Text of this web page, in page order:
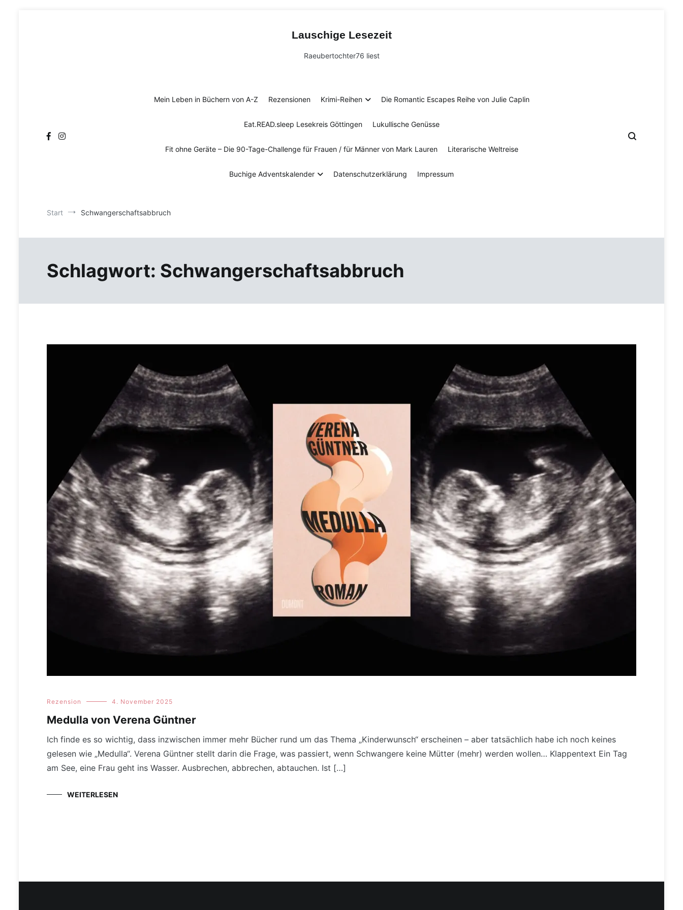
Lauschige Lesezeit
Raeubertochter76 liest
Mein Leben in Büchern von A-Z Rezensionen Krimi-Reihen Die Romantic Escapes Reihe von Julie Caplin
Eat.READ.sleep Lesekreis Göttingen Lukullische Genüsse
Fit ohne Geräte – Die 90-Tage-Challenge für Frauen / für Männer von Mark Lauren Literarische Weltreise
Buchige Adventskalender Datenschutzerklärung Impressum
Start Schwangerschaftsabbruch
Schlagwort: Schwangerschaftsabbruch
Rezension 4. November 2025
Medulla von Verena Güntner
Ich finde es so wichtig, dass inzwischen immer mehr Bücher rund um das Thema „Kinderwunsch“ erscheinen – aber tatsächlich habe ich noch keines
gelesen wie „Medulla“. Verena Güntner stellt darin die Frage, was passiert, wenn Schwangere keine Mütter (mehr) werden wollen… Klappentext Ein Tag
am See, eine Frau geht ins Wasser. Ausbrechen, abbrechen, abtauchen. Ist […]
WEITERLESEN